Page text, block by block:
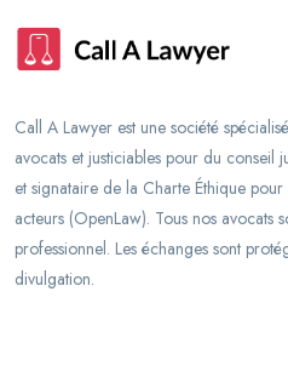
Call A Lawyer est une société
avocats et justiciables pour du conseil
et signataire de la Charte Éthique
acteurs (OpenLaw). Tous nos avocats
professionnel. Les échanges sont
divulgation.